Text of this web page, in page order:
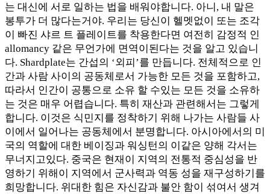
는 대신에 서로 일하는 법을 배워야합니다. 아니, 내 말은
봉투가 더 많다는거야. 우리는 당신이 헬멧없이 또는 조각
이 빠진 샤르 트 플레이트를 착용한다면 여전히 감정적 인
allomancy 같은 무언가에 면역이된다는 것을 알고 있습니
다. Shardplate는 간섭의 ‘외피’를 만듭니다. 전체적으로 인
간과 사람 사이의 공동체로서 가능한 모든 것을 포함하고,
따라서 인간이 공통으로 소유 할 수있는 모든 것을 소유하
는 것은 매우 어렵습니다. 특히 재산과 관련해서는 그렇게
합니다. 이것은 식민지를 정착하기 위해 나가는 사람들 사
이에서 일어나는 공동체에서 분명합니다. 아시아에서의 미
국의 역할에 대한 베이징과 워싱턴의 이같은 양해 각서는
무너지고있다. 중국은 현재이 지역의 전통적 중심성을 반
영하기 위해이 지역에서 군사력과 역동 성을 재구성하기를
희망합니다. 위대한 힘은 자신감과 불안 함이 섞여서 생겨